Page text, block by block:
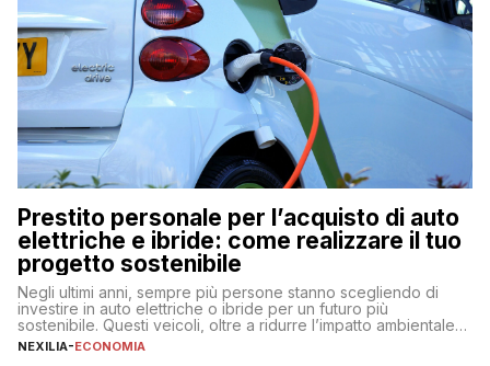
Prestito personale per l’acquisto di auto
elettriche e ibride: come realizzare il tuo
progetto sostenibile
Negli ultimi anni, sempre più persone stanno scegliendo di
investire in auto elettriche o ibride per un futuro più
sostenibile. Questi veicoli, oltre a ridurre l’impatto ambientale,
offrono vantaggi economici a lungo termine, come minori costi
NEXILIA-ECONOMIA